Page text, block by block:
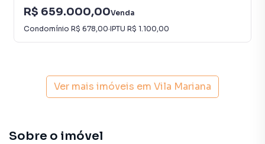
R$ 659.000,00Venda
Condomínio R$ 678,00·IPTU R$ 1.100,00
Ver mais imóveis em Vila Mariana
Sobre o imóvel